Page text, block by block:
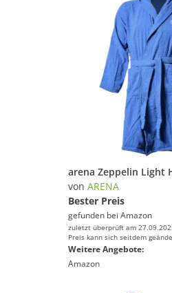
von ARENA
Bester Preis
gefunden bei Amazon
zuletzt überprüft am
Preis kann sich seitdem
Weitere Angebote:
Amazon